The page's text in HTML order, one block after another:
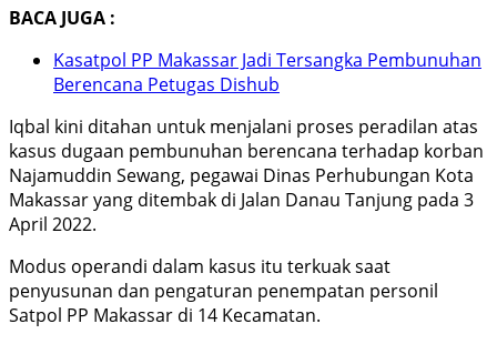
BACA JUGA :
Kasatpol PP Makassar Jadi Tersangka Pembunuhan
Berencana Petugas Dishub
Iqbal kini ditahan untuk menjalani proses peradilan atas
kasus dugaan pembunuhan berencana terhadap korban
Najamuddin Sewang, pegawai Dinas Perhubungan Kota
Makassar yang ditembak di Jalan Danau Tanjung pada 3
April 2022.
Modus operandi dalam kasus itu terkuak saat
penyusunan dan pengaturan penempatan personil
Satpol PP Makassar di 14 Kecamatan.